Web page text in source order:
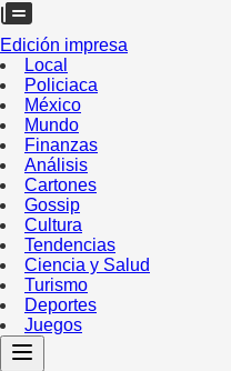
Edición impresa
Local
Policiaca
México
Mundo
Finanzas
Análisis
Cartones
Gossip
Cultura
Tendencias
Ciencia y Salud
Turismo
Deportes
Juegos